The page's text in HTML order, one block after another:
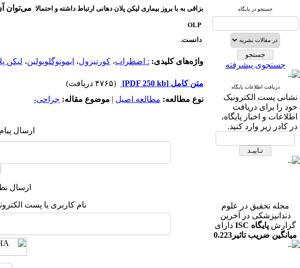
جستجو در پایگاه
جستجوی پیشرفته
دریافت اطلاعات پایگاه
نشانی پست الکترونیک
خود را برای دریافت
اطلاعات و اخبار پایگاه،
در کادر زیر وارد کنید.
مجله تحقیق در علوم
دندانپزشکی در آخرین
گزارش پایگاه ISC
دارای
میانگین ضریب تاثیر0.223
در رشته دندانپزشکی می
بزاقی به با بروز بیماری لیکن پلان دهانی ارتباط داشته و احتمالا می‌توان
OLP
دانست.
واژه‌های کلیدی: : اضطراب، کورتیزول، ایمونوگلوبولین، لیکن
متن کامل [PDF 250 kb]
(۴۷۶۵ دریافت)
نوع مطالعه: مطالعه اصیل | موضوع مقاله: جراحی-
ارسال
ارسال
نام کاربری یا پست